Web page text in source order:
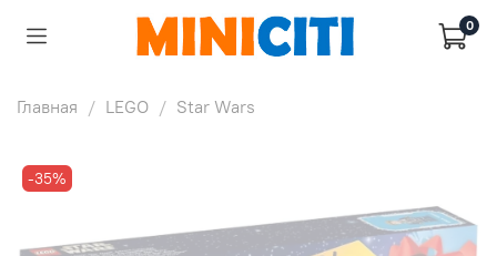
0
Главная LEGO Star Wars
-35%